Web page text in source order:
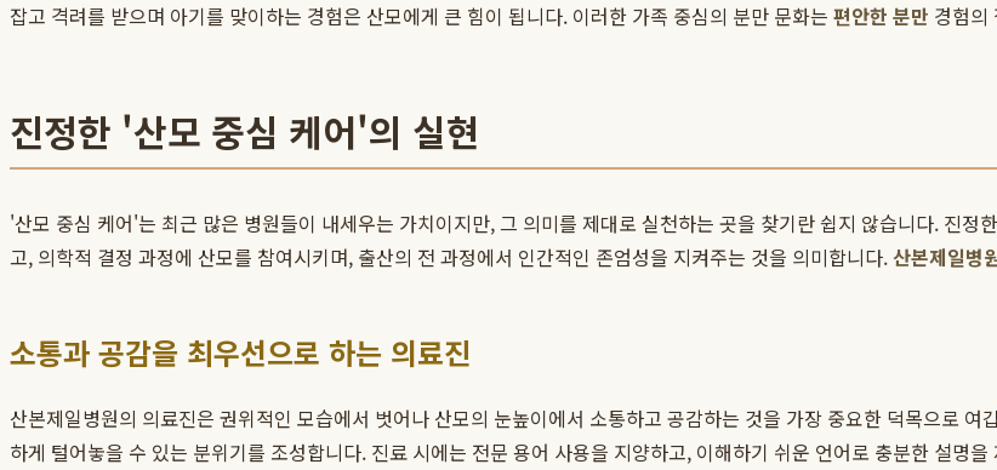
잡고 격려를 받으며 아기를 맞이하는 경험은 산모에게 큰 힘이 됩니다. 이러한 가족 중심의 분만 문화는 편안한 분만 경험의
진정한 '산모 중심 케어'의 실현
'산모 중심 케어'는 최근 많은 병원들이 내세우는 가치이지만, 그 의미를 제대로 실천하는 곳을 찾기란 쉽지 않습니다. 진정한
고, 의학적 결정 과정에 산모를 참여시키며, 출산의 전 과정에서 인간적인 존엄성을 지켜주는 것을 의미합니다. 산본제일병
소통과 공감을 최우선으로 하는 의료진
산본제일병원의 의료진은 권위적인 모습에서 벗어나 산모의 눈높이에서 소통하고 공감하는 것을 가장 중요한 덕목으로
하게 털어놓을 수 있는 분위기를 조성합니다. 진료 시에는 전문 용어 사용을 지양하고, 이해하기 쉬운 언어로 충분한 설명